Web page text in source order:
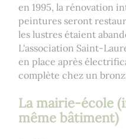
en 1995, la rénovation
peintures seront
les lustres étaient
L'association Saint-
en place après
complète chez un
La mairie-école
même bâtiment)